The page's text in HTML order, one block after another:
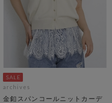
archives
金釦スパンコールニットカーデ